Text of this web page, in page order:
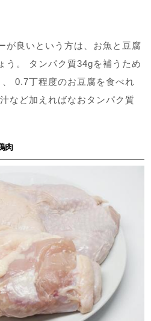
が良いという方は、お魚と豆腐
う。 タンパク質34gを補うため
0.7丁程度のお豆腐を食べれ
など加えればなおタンパク質
肉